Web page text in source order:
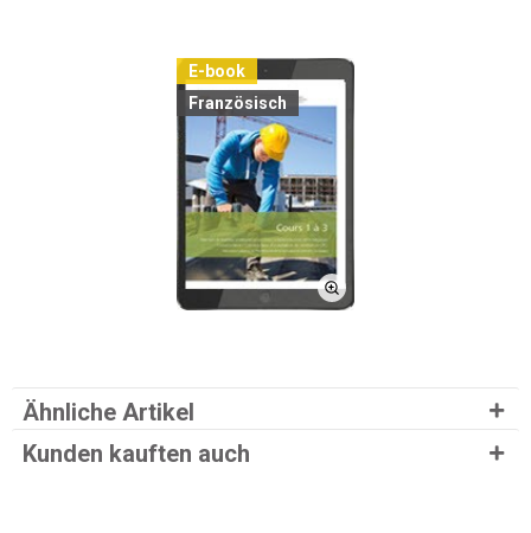
E-book
Französisch
Ähnliche Artikel
Kunden kauften auch